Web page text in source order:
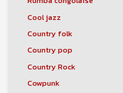
Cool jazz
Country folk
Country pop
Country Rock
Cowpunk